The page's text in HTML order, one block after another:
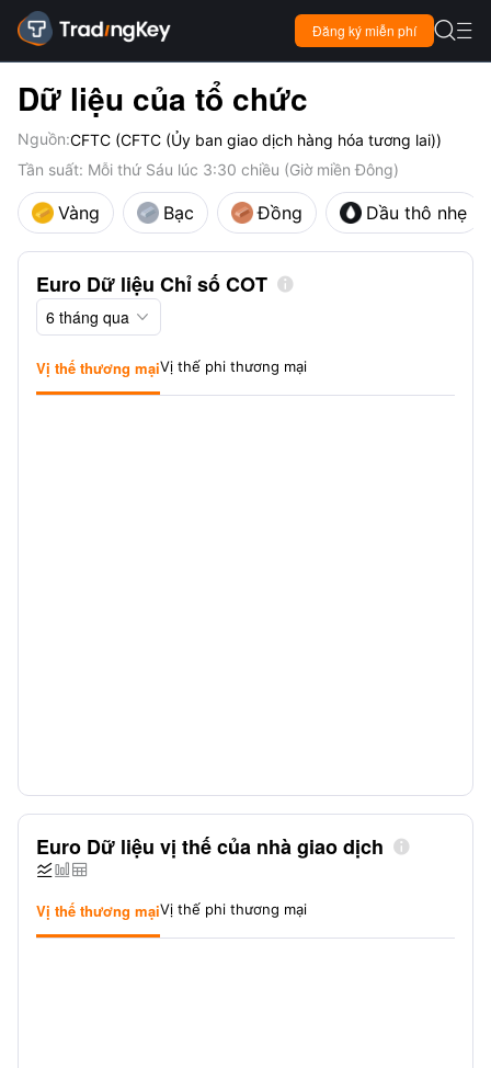
Đăng ký miễn phí  
Dữ liệu của tổ chức
Nguồn:CFTC (CFTC (Ủy ban giao dịch hàng hóa tương lai))
Tần suất: Mỗi thứ Sáu lúc 3:30 chiều (Giờ miền Đông)
Vàng Bạc Đồng Dầu thô nhẹ
Euro Dữ liệu Chỉ số COT 
6 tháng qua 
Vị thế thương mạiVị thế phi thương mại
Euro Dữ liệu vị thế của nhà giao dịch

 
Vị thế thương mạiVị thế phi thương mại